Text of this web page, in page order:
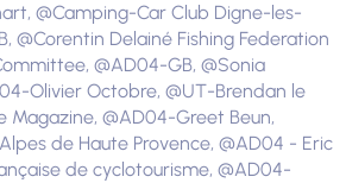
@Camping-Car Club Digne-les-
@Corentin Delainé Fishing Federation
@AD04-GB, @Sonia
Olivier Octobre, @UT-Brendan le
Magazine, @AD04-Greet Beun,
de Haute Provence, @AD04 - Eric
de cyclotourisme, @AD04-